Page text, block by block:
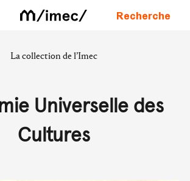
Recherche
La collection de l’Imec
Universelle des
Cultures